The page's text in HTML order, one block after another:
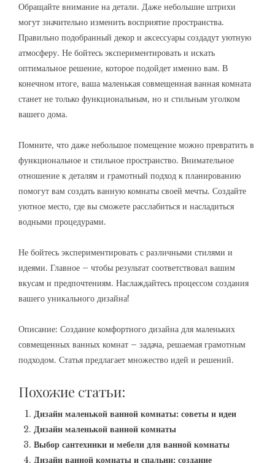
Обращайте внимание на детали. Даже небольшие штрихи
могут значительно изменить восприятие пространства.
Правильно подобранный декор и аксессуары создадут уютную
атмосферу. Не бойтесь экспериментировать и искать
оптимальное решение, которое подойдет именно вам. В
конечном итоге, ваша маленькая совмещенная ванная комната
станет не только функциональным, но и стильным уголком
вашего дома.
Помните, что даже небольшое помещение можно превратить в
функциональное и стильное пространство. Внимательное
отношение к деталям и грамотный подход к планированию
помогут вам создать ванную комнаты своей мечты. Создайте
уютное место, где вы сможете расслабиться и насладиться
водными процедурами.
Не бойтесь экспериментировать с различными стилями и
идеями. Главное – чтобы результат соответствовал вашим
вкусам и предпочтениям. Наслаждайтесь процессом создания
вашего уникального дизайна!
Описание: Создание комфортного дизайна для маленьких
совмещенных ванных комнат – задача, решаемая грамотным
подходом. Статья предлагает множество идей и решений.
Похожие статьи:
Дизайн маленькой ванной комнаты: советы и идеи
Дизайн маленькой ванной комнаты
Выбор сантехники и мебели для ванной комнаты
Дизайн ванной комнаты и спальни: создание